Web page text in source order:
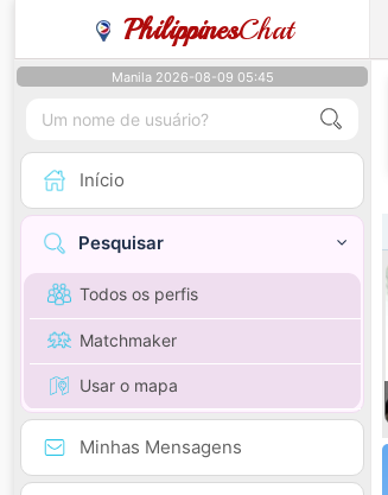
PhilippinesChat
Manila 2026-08-09 05:45
Início
Pesquisar
Todos os perfis
Matchmaker
Usar o mapa
Minhas Mensagens